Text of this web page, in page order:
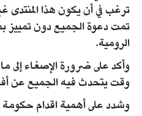
ترغب في أن يكون هذا المنتدى
تمت دعوة الجميع دون تمييز
الرومية.
وأكد على ضرورة الإصغاء إلى
وقت يتحدث فيه الجميع عن
وشدد على أهمية اقدام